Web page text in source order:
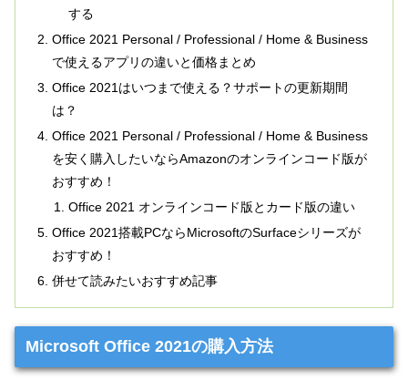
する
Office 2021 Personal / Professional / Home & Business
で使えるアプリの違いと価格まとめ
Office 2021はいつまで使える？サポートの更新期間
は？
Office 2021 Personal / Professional / Home & Business
を安く購入したいならAmazonのオンラインコード版が
おすすめ！
Office 2021 オンラインコード版とカード版の違い
Office 2021搭載PCならMicrosoftのSurfaceシリーズが
おすすめ！
併せて読みたいおすすめ記事
Microsoft Office 2021の購入方法